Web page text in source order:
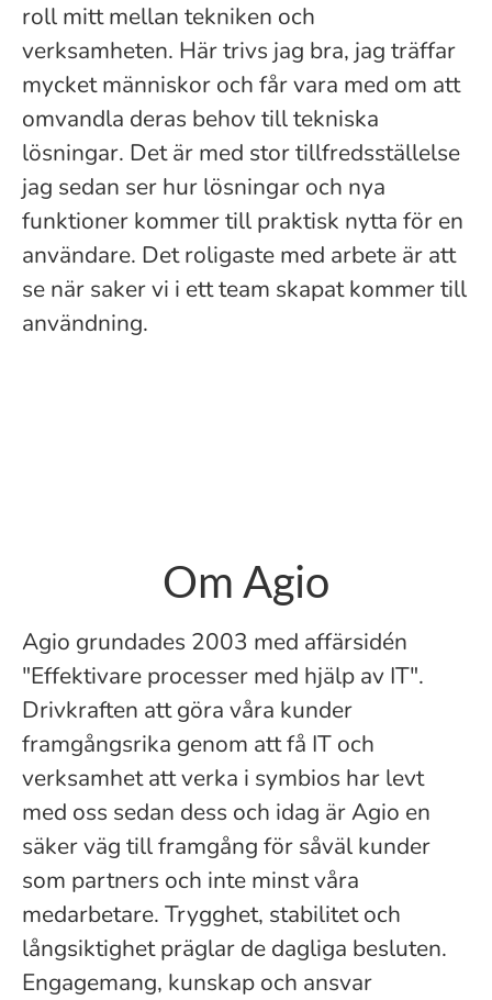
roll mitt mellan tekniken och
verksamheten. Här trivs jag bra, jag träffar
mycket människor och får vara med om att
omvandla deras behov till tekniska
lösningar. Det är med stor tillfredsställelse
jag sedan ser hur lösningar och nya
funktioner kommer till praktisk nytta för en
användare. Det roligaste med arbete är att
se när saker vi i ett team skapat kommer till
användning.
Om Agio
Agio grundades 2003 med affärsidén
"Effektivare processer med hjälp av IT".
Drivkraften att göra våra kunder
framgångsrika genom att få IT och
verksamhet att verka i symbios har levt
med oss sedan dess och idag är Agio en
säker väg till framgång för såväl kunder
som partners och inte minst våra
medarbetare. Trygghet, stabilitet och
långsiktighet präglar de dagliga besluten.
Engagemang, kunskap och ansvar